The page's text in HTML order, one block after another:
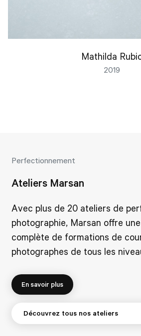
Mathilda
2019
Perfectionnement
Ateliers Marsan
Avec plus de 20 ateliers de
photographie, Marsan offre
complète de formations de
photographes de tous les
En savoir plus